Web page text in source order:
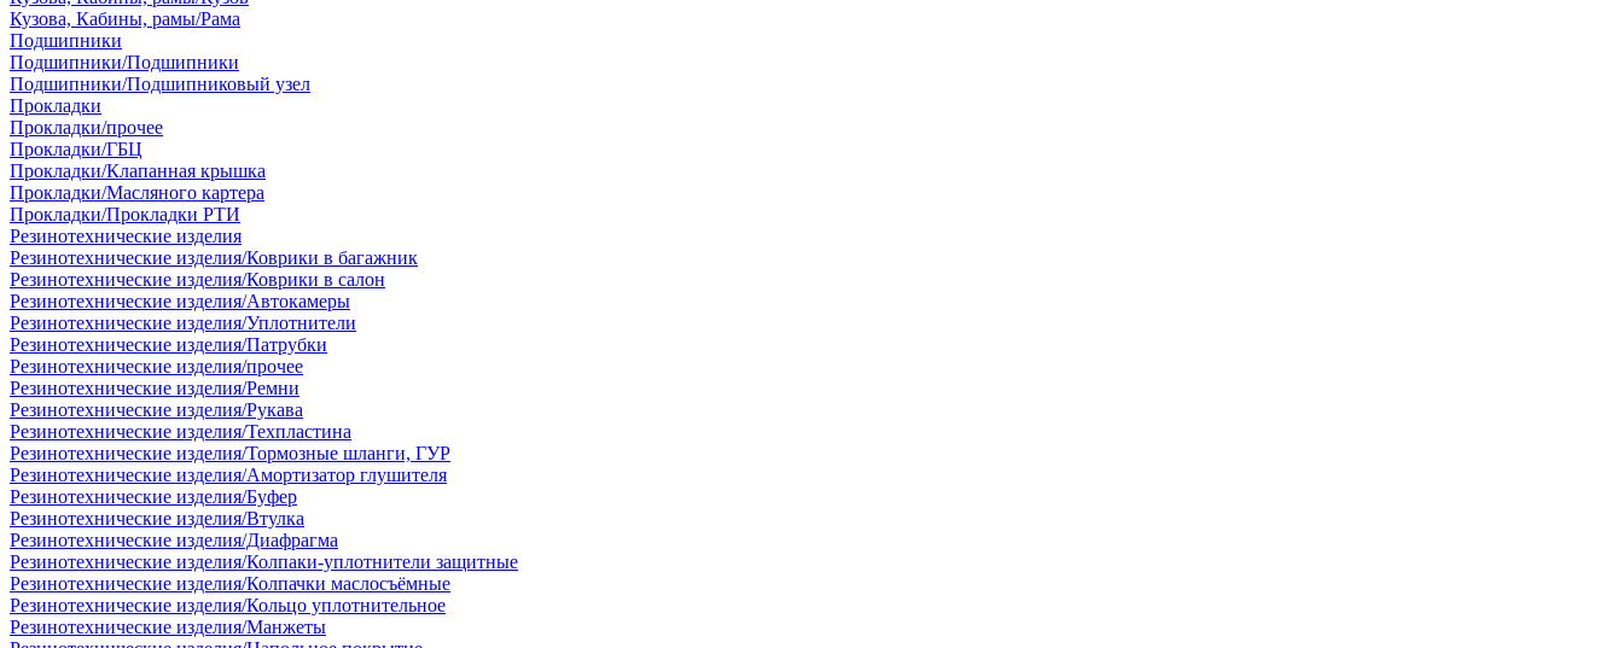
Кузова, Кабины, рамы/Рама
Подшипники
Подшипники/Подшипники
Подшипники/Подшипниковый узел
Прокладки
Прокладки/прочее
Прокладки/ГБЦ
Прокладки/Клапанная крышка
Прокладки/Масляного картера
Прокладки/Прокладки РТИ
Резинотехнические изделия
Резинотехнические изделия/Коврики в багажник
Резинотехнические изделия/Коврики в салон
Резинотехнические изделия/Автокамеры
Резинотехнические изделия/Уплотнители
Резинотехнические изделия/Патрубки
Резинотехнические изделия/прочее
Резинотехнические изделия/Ремни
Резинотехнические изделия/Рукава
Резинотехнические изделия/Техпластина
Резинотехнические изделия/Тормозные шланги, ГУР
Резинотехнические изделия/Амортизатор глушителя
Резинотехнические изделия/Буфер
Резинотехнические изделия/Втулка
Резинотехнические изделия/Диафрагма
Резинотехнические изделия/Колпаки-уплотнители защитные
Резинотехнические изделия/Колпачки маслосъёмные
Резинотехнические изделия/Кольцо уплотнительное
Резинотехнические изделия/Манжеты